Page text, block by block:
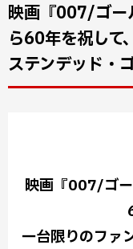
映画『007/ゴー
ら60年を祝して
ステンデッド・
映画『007/ゴ
一台限りのファ